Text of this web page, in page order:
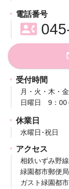
電話番号
contact_phone
受付時間
月・火・木・
日曜日 9：00
休業日
水曜日･祝日
アクセス
相鉄いずみ野
緑園都市郵便
ガスト緑園都